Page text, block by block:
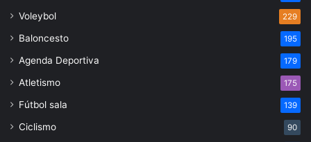
Voleybol 229
Baloncesto 195
Agenda Deportiva 179
Atletismo 175
Fútbol sala 139
Ciclismo 90